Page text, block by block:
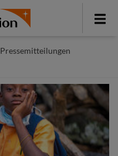
Toggle
Pressemitteilungen